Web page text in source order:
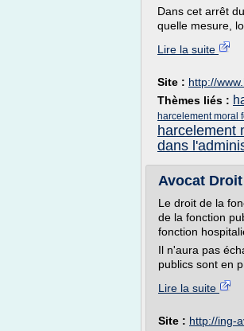
Dans cet arrêt
quelle mesure,
Lire la suite
Site : http://
Thèmes liés :
harcelement moral
harcelement
dans
Avocat
Le droit de la
de la fonction
fonction
Il n'aura pas
publics sont en
Lire la suite
Site : http://ing-